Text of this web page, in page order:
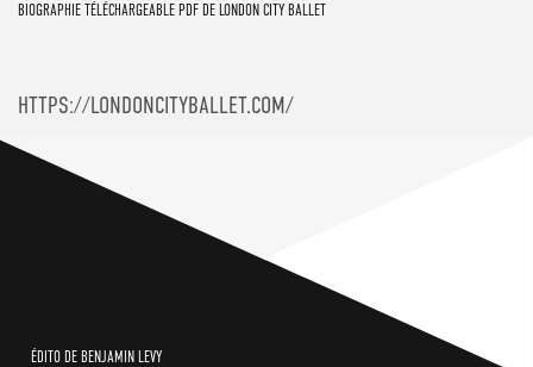
BIOGRAPHIE TÉLÉCHARGEABLE PDF DE LONDON CITY BALLET
HTTPS://LONDONCITYBALLET.COM/
ÉDITO DE BENJAMIN LEVY